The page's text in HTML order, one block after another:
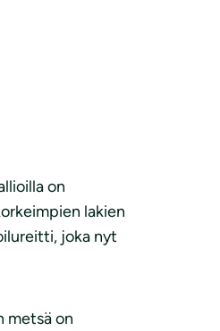
on
lakien
joka nyt
metsä on